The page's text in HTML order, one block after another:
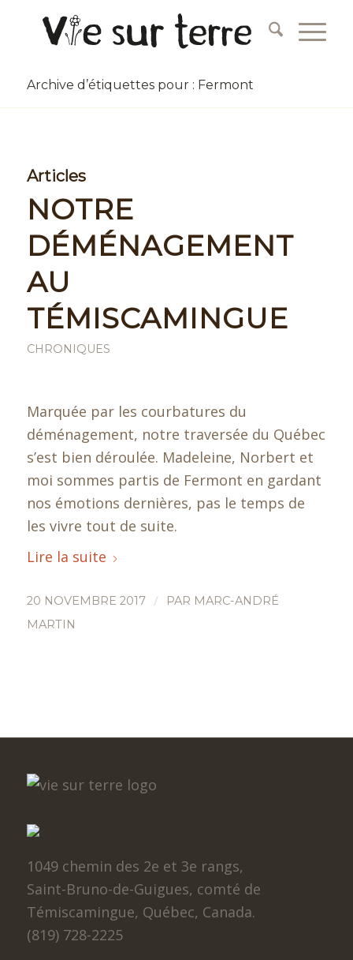
Archive d’étiquettes pour : Fermont
Articles
NOTRE
DÉMÉNAGEMENT
AU
TÉMISCAMINGUE
CHRONIQUES
Marquée par les courbatures du
déménagement, notre traversée du Québec
s’est bien déroulée. Madeleine, Norbert et
moi sommes partis de Fermont en gardant
nos émotions dernières, pas le temps de
les vivre tout de suite.
Lire la suite
20 NOVEMBRE 2017 / PAR MARC-ANDRÉ
MARTIN
1049 chemin des 2e et 3e rangs,
Saint-Bruno-de-Guigues, comté de
Témiscamingue, Québec, Canada.
(819) 728-2225